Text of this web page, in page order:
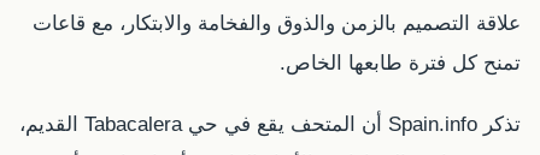
علاقة التصميم بالزمن والذوق والفخامة والابتكار، مع قاعات
تمنح كل فترة طابعها الخاص.
تذكر Spain.info أن المتحف يقع في حي Tabacalera القديم،